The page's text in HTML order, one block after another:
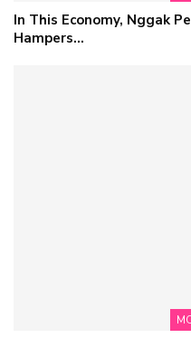
In This Economy, Nggak
Hampers…